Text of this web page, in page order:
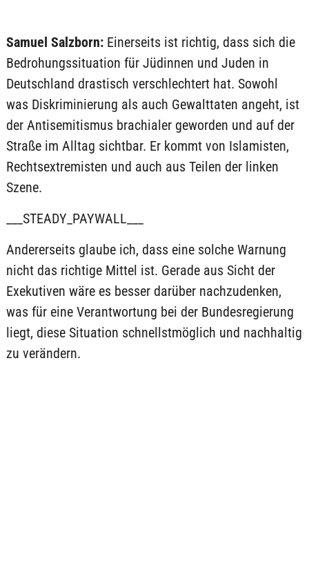
Samuel Salzborn: Einerseits ist richtig, dass sich die
Bedrohungssituation für Jüdinnen und Juden in
Deutschland drastisch verschlechtert hat. Sowohl
was Diskriminierung als auch Gewalttaten angeht, ist
der Antisemitismus brachialer geworden und auf der
Straße im Alltag sichtbar. Er kommt von Islamisten,
Rechtsextremisten und auch aus Teilen der linken
Szene.
___STEADY_PAYWALL___
Andererseits glaube ich, dass eine solche Warnung
nicht das richtige Mittel ist. Gerade aus Sicht der
Exekutiven wäre es besser darüber nachzudenken,
was für eine Verantwortung bei der Bundesregierung
liegt, diese Situation schnellstmöglich und nachhaltig
zu verändern.